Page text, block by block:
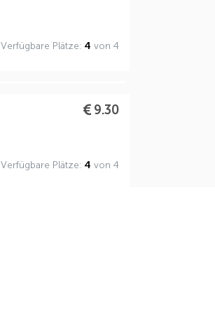
Verfügbare Plätze: 4 von 4
9.30
Verfügbare Plätze: 4 von 4